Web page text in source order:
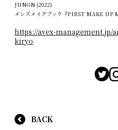
JUNON (2022)
メンズメイクブック『FIRST MAKE UP
https://avex-management.jp/
kiryo
BACK